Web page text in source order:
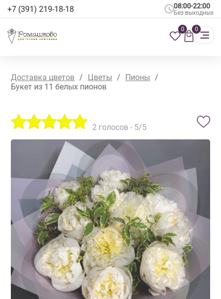
+7 (391) 219-18-18 08:00-22:00
Без выходных
0 0
Доставка цветов / Цветы / Пионы
/
Букет из 11 белых пионов
2 голосов - 5/5